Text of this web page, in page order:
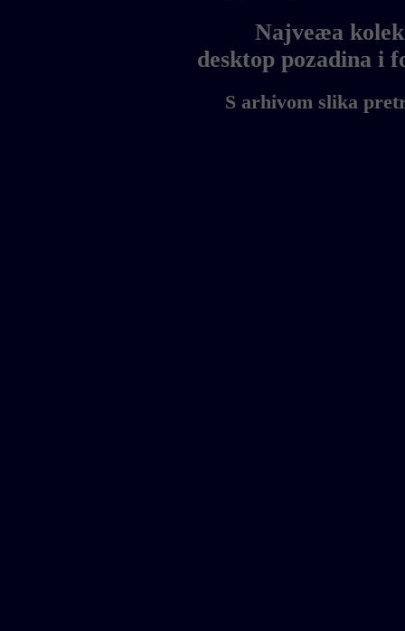
Najveæa
desktop pozadina i
S arhivom slika